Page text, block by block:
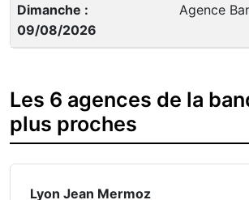
Dimanche :
09/08/2026
Agence
Les 6 agences de la
plus proches
Lyon Jean Mermoz